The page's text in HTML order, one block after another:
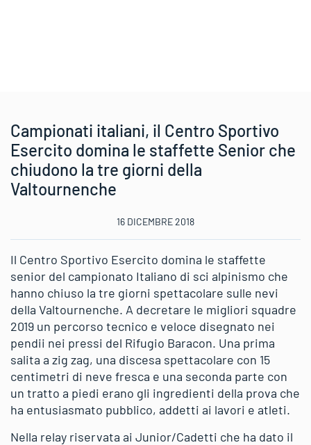
Campionati italiani, il Centro Sportivo
Esercito domina le staffette Senior che
chiudono la tre giorni della
Valtournenche
16 DICEMBRE 2018
Il Centro Sportivo Esercito domina le staffette
senior del campionato Italiano di sci alpinismo che
hanno chiuso la tre giorni spettacolare sulle nevi
della Valtournenche. A decretare le migliori squadre
2019 un percorso tecnico e veloce disegnato nei
pendii nei pressi del Rifugio Baracon. Una prima
salita a zig zag, una discesa spettacolare con 15
centimetri di neve fresca e una seconda parte con
un tratto a piedi erano gli ingredienti della prova che
ha entusiasmato pubblico, addetti ai lavori e atleti.
Nella relay riservata ai Junior/Cadetti che ha dato il